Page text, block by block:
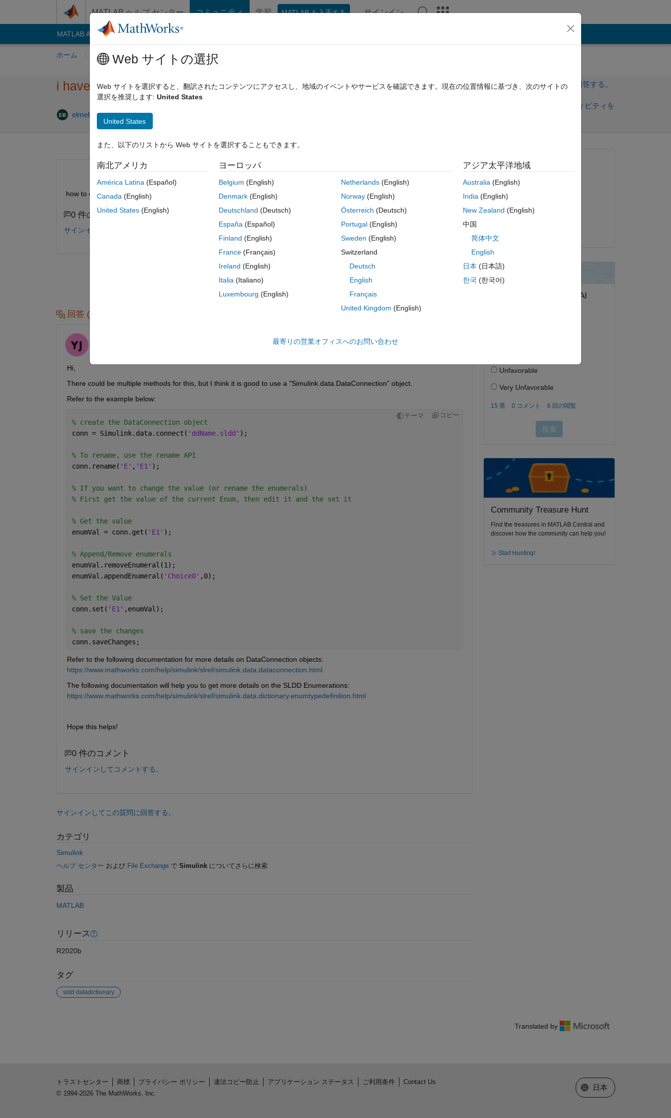
MATLAB ヘルプ センター コミュニティ 学習 MATLAB を入手する サインイン
MATLAB Answers File Exchange
ホーム 質問する 回答 閲覧 MATLAB に関する FAQ
i have a problem on Enumerations data type
elmehdi 2022 8 月 26
サインインしてこの質問に回答する。
サインインしてアクティビティを
0 投票
how to create a script that changes the name of enumeration variables in an sldd file
0 件のコメント
サインインしてコメントする。
サインインしてこの質問に回答する。
サインインしてアクティビティをフォロー
回答 (1 件)
MATLAB Online で開く
Hi,
There could be multiple methods for this, but I think it is good to use a "Simulink.data.DataConnection" object.
Refer to the example below:
テーマ コピー
% create the DataConnection object
conn = Simulink.data.connect( 'ddName.sldd' );
% To rename, use the rename API
conn.rename( 'E' , 'E1' );
% If you want to change the value (or rename the enumerals)
% First get the value of the current Enum, then edit it and the set it
% Get the value
enumVal = conn.get( 'E1' );
% Append/Remove enumerals
enumVal.removeEnumeral(1);
enumVal.appendEnumeral( 'Choice0' ,0);
% Set the Value
conn.set( 'E1' ,enumVal);
% save the changes
conn.saveChanges;
Refer to the following documentation for more details on DataConnection objects:
https://www.mathworks.com/help/simulink/slref/simulink.data.dataconnection.html
The following documentation will help you to get more details on the SLDD Enumerations:
https://www.mathworks.com/help/simulink/slref/simulink.data.dictionary.enumtypedefinition.html
Hope this helps!
0 件のコメント
サインインしてコメントする。
サインインしてこの質問に回答する。
カテゴリ
Simulink
ヘルプ センター および File Exchangeで Simulinkについてさらに検索
製品
MATLAB
リリース
R2020b
タグ
sldd datadictionary
質問済み:
2022 年 8 月 26 日
回答済み:
Community Treasure Hunt
Find the treasures in MATLAB Central and
discover how the community can help you!
Start Hunting!
Translated by
Web サイトの選択
Web サイトを選択すると、翻訳されたコンテンツにアクセスし、地域のイベントやサービスを確認できます。現在の位置情報に基づき、次のサイトの
選択を推奨します: United States
United States
また、以下のリストから Web サイトを選択することもできます。
南北アメリカ
América Latina (Español)
Canada (English)
United States (English)
ヨーロッパ
Belgium (English)
Denmark (English)
Deutschland (Deutsch)
España (Español)
Finland (English)
France (Français)
Ireland (English)
Italia (Italiano)
Luxembourg (English)
Netherlands(English)
Norway(English)
Österreich (Deutsch)
Portugal(English)
Sweden (English)
Switzerland
Deutsch
English
Français
United Kingdom (English)
アジア太平洋地域
Australia(English)
India(English)
New Zealand (English)
中国
简体中文
English
日本 (日本語)
한국 (한국어)
最寄りの営業オフィスへのお問い合わせ
トラストセンター 商標 プライバシー ポリシー 違法コピー防止 アプリケーション ステータス ご利用条件
Contact Us
© 1994-2026 The MathWorks, Inc.
Web サイトの選択
日本